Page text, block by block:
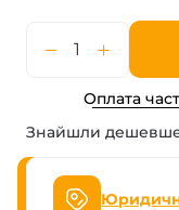
Оплата
Знайшли